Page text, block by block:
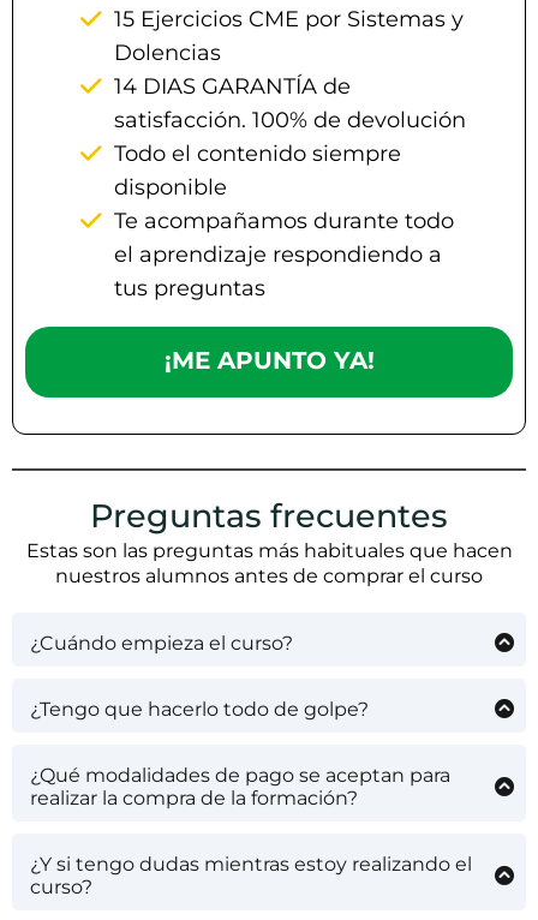
15 Ejercicios CME por Sistemas y
Dolencias
14 DIAS GARANTÍA de
satisfacción. 100% de devolución
Todo el contenido siempre
disponible
Te acompañamos durante todo
el aprendizaje respondiendo a
tus preguntas
¡ME APUNTO YA!
Preguntas frecuentes
Estas son las preguntas más habituales que hacen
nuestros alumnos antes de comprar el curso
¿Cuándo empieza el curso?
compres. En el momento que formalizas la
todo el contenido.
¿Tengo que hacerlo todo de golpe?
acceso cuando tu quieras, comenzar a realizar la
formación cuando te parezca el momento, parar
puedas.
¿Qué modalidades de pago se aceptan para
realizar la compra de la formación?
norma general podrás realizar la compra con tu
tarjeta de crédito/débito, PayPal o Stripe.
¿Y si tengo dudas mientras estoy realizando el
curso?